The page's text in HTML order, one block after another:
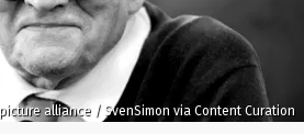
picture alliance / SvenSimon via Content Curation